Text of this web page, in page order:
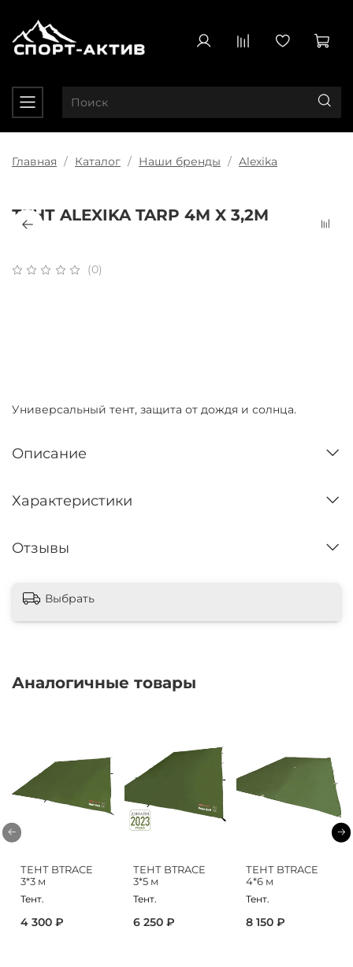
Главная Каталог Наши бренды Alexika
(0)
ТЕНТ ALEXIKA TARP 4M X 3,2M
Универсальный тент, защита от дождя и солнца.
Описание
Характеристики
Отзывы
Выбрать
Аналогичные товары
ТЕНТ BTRACE
3*3 м
Тент.
4 300 ₽
ТЕНТ BTRACE
3*5 м
Тент.
6 250 ₽
ТЕНТ BTRACE
4*6 м
Тент.
8 150 ₽